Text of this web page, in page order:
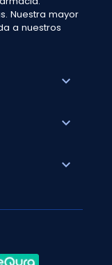
Nuestra mayor
a nuestros
expand_more
expand_more
expand_more